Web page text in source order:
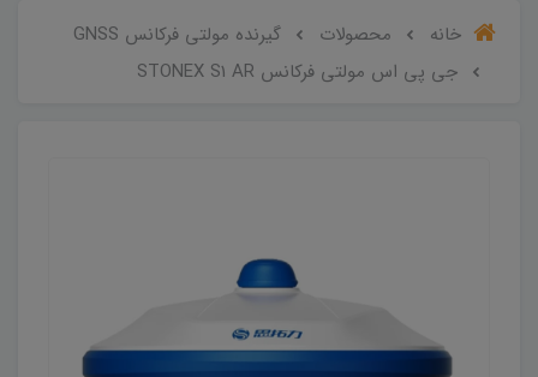
خانه محصولات
گیرنده مولتی فرکانس GNSS
جی پی اس مولتی فرکانس STONEX S1 AR